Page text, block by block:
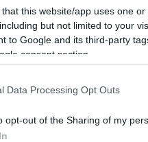
that this website/app uses one
but not limited to your
to Google and its third-party
consent section.
Data Processing Opt Outs
opt-out of the Sharing of my